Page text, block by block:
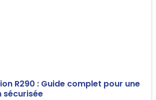
R290 : Guide complet pour une
sécurisée